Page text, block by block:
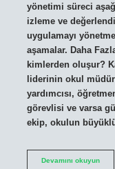
yönetimi süreci
izleme ve
uygulamayı
aşamalar. Daha
kimlerden oluşur?
liderinin okul
yardımcısı,
görevlisi ve varsa
ekip, okulun
Devamını okuyunKriz